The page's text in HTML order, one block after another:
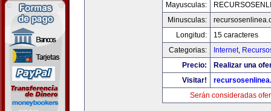
Mayusculas:
Minusculas:
Longitud:
15 caracteres
Categorias:
Internet,
Precio:
Realizar una
Visitar!
Serán consideradas